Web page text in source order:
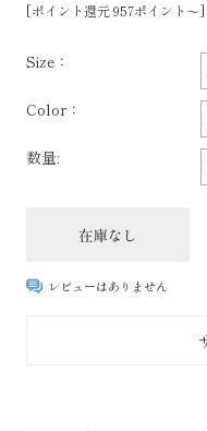
[ポイント還元 957ポイント～]
Size：
Color：
数量:
レビューはありません